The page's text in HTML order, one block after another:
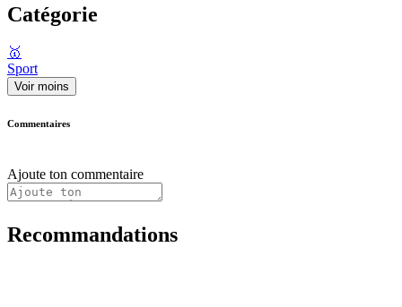
Catégorie
🥇
Sport
Voir moins
Commentaires
Ajoute ton commentaire
Recommandations